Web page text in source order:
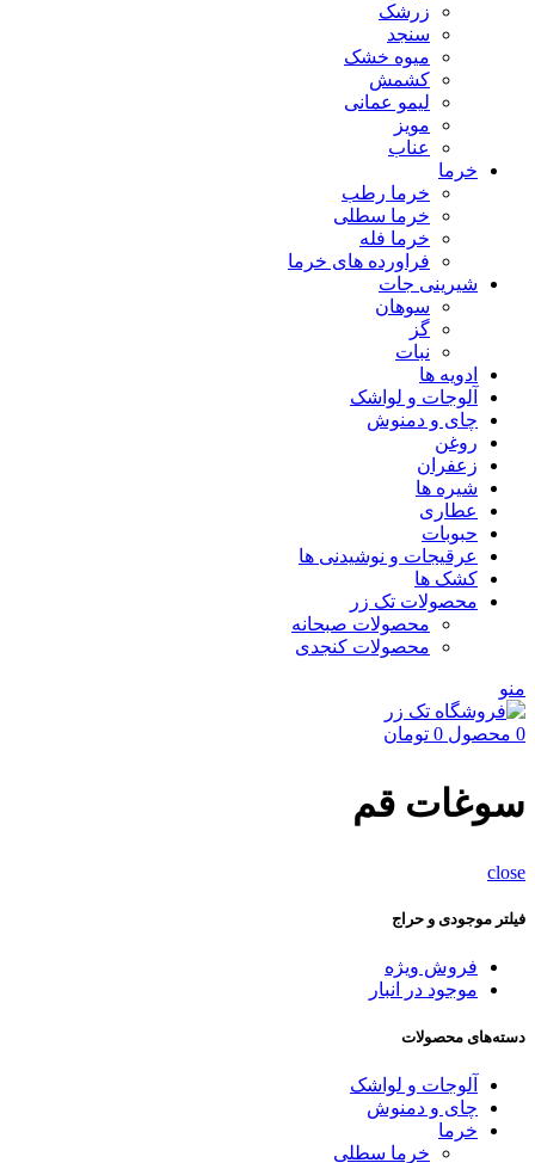
زرشک
سنجد
میوه خشک
کشمش
لیمو عمانی
مویز
عناب
خرما
خرما رطب
خرما سطلی
خرما فله
فراورده های خرما
شیرینی جات
سوهان
گز
نبات
ادویه ها
آلوجات و لواشک
چای و دمنوش
روغن
زعفران
شیره ها
عطاری
حبوبات
عرقیجات و نوشیدنی ها
کشک ها
محصولات تک زر
محصولات صبحانه
محصولات کنجدی
منو
0 محصول 0 تومان
سوغات قم
close
فیلتر موجودی و حراج
فروش ویژه
موجود در انبار
دسته‌های محصولات
آلوجات و لواشک
چای و دمنوش
خرما
خرما سطلی